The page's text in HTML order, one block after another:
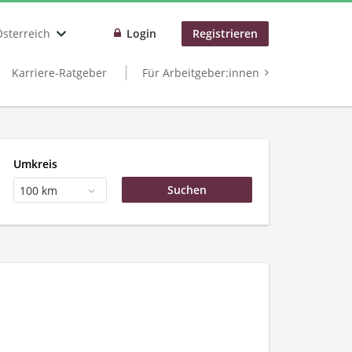
Login Registrieren
Karriere-Ratgeber Für Arbeitgeber:innen
Umkreis
100 km